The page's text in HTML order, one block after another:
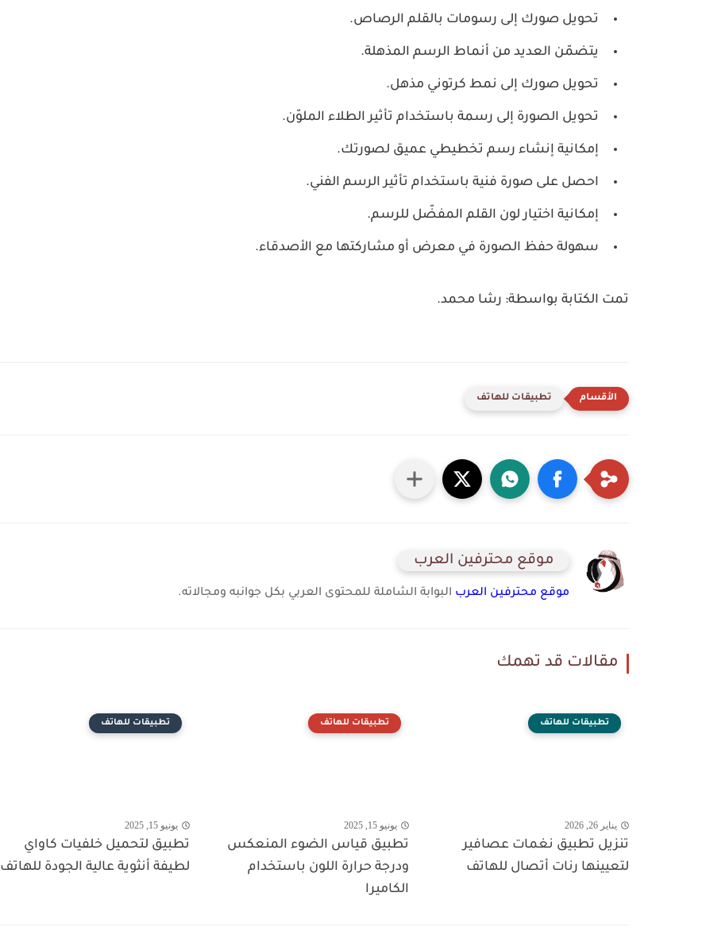
تحويل صورك إلى رسومات بالقلم الرصاص.
يتضمّن العديد من أنماط الرسم المذهلة.
تحويل صورك إلى نمط كرتوني مذهل.
تحويل الصورة إلى رسمة باستخدام تأثير الطلاء الملوّن.
إمكانية إنشاء رسم تخطيطي عميق لصورتك.
احصل على صورة فنية باستخدام تأثير الرسم الفني.
إمكانية اختيار لون القلم المفضّل للرسم.
سهولة حفظ الصورة في معرض أو مشاركتها مع الأصدقاء.
تمت الكتابة بواسطة: رشا محمد.
تطبيقات للهاتف
موقع محترفين العرب
موقع محترفين العرب البوابة الشاملة للمحتوى العربي بكل جوانبه ومجالاته.
مقالات قد تهمك
تطبيقات للهاتف
يناير 26, 2026
تنزيل تطبيق نغمات عصافير
لتعيينها رنات أتصال للهاتف
تطبيقات للهاتف
يونيو 15, 2025
تطبيق قياس الضوء المنعكس
ودرجة حرارة اللون باستخدام
الكاميرا
تطبيقات للهاتف
يونيو 15, 2025
تطبيق لتحميل خلفيات كاواي
لطيفة أنثوية عالية الجودة للهاتف